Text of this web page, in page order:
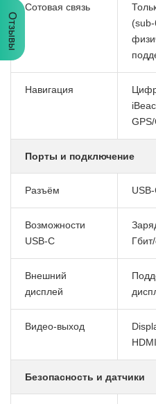
Сотовая связь
Навигация
Порты и подключение
Разъём
Возможности
USB-C
Внешний
дисплей
Видео-выход
Безопасность и датчики
Отзывы